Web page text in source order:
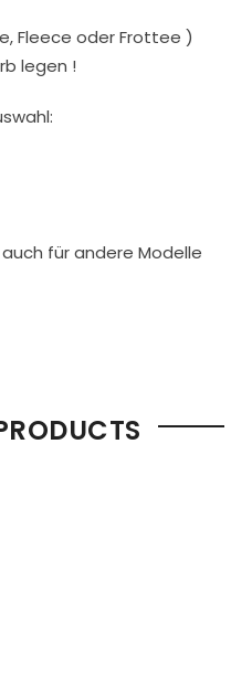
Fleece oder Frottee )
legen !
für andere Modelle